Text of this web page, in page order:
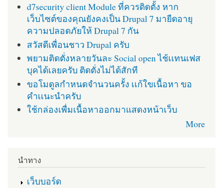
d7security client Module ที่ควรติดตั้ง หาก
เว็บไซต์ของคุณยังคงเป็น Drupal 7 มายืดอายุ
ความปลอดภัยให้ Drupal 7 กัน
สวัสดีเพื่อนชาว Drupal ครับ
พยามติดตั่งหลายวันละ Social open ไช้เเทนเฟส
บุคได้เลยครับ ติดตั่งไม่ได้สักที
ขอโมดูลกำหนดจำนวนครั้ง เเก้ใขเนื้อหา ขอ
คำเเนะนำครับ
ใช้กล่องเพื่มเนื้อหาออกมาแสดงหน้าเว็บ
More
นำทาง
เว็บบอร์ด